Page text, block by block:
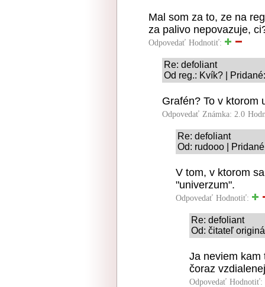
Mal som za to, ze na
za palivo nepovazuje,
Odpovedať Hodnotiť:
Re: defoliant
Od reg.: Kvík? |
Grafén? To v ktorom
Odpovedať Známka: 2.0
Re: defoliant
Od: rudooo |
V tom, v ktorom
"univerzum".
Odpovedať Hodnotiť:
Re: defoliant
Od: čitateľ
Ja neviem kam
čoraz
Odpovedať Hodnotiť: